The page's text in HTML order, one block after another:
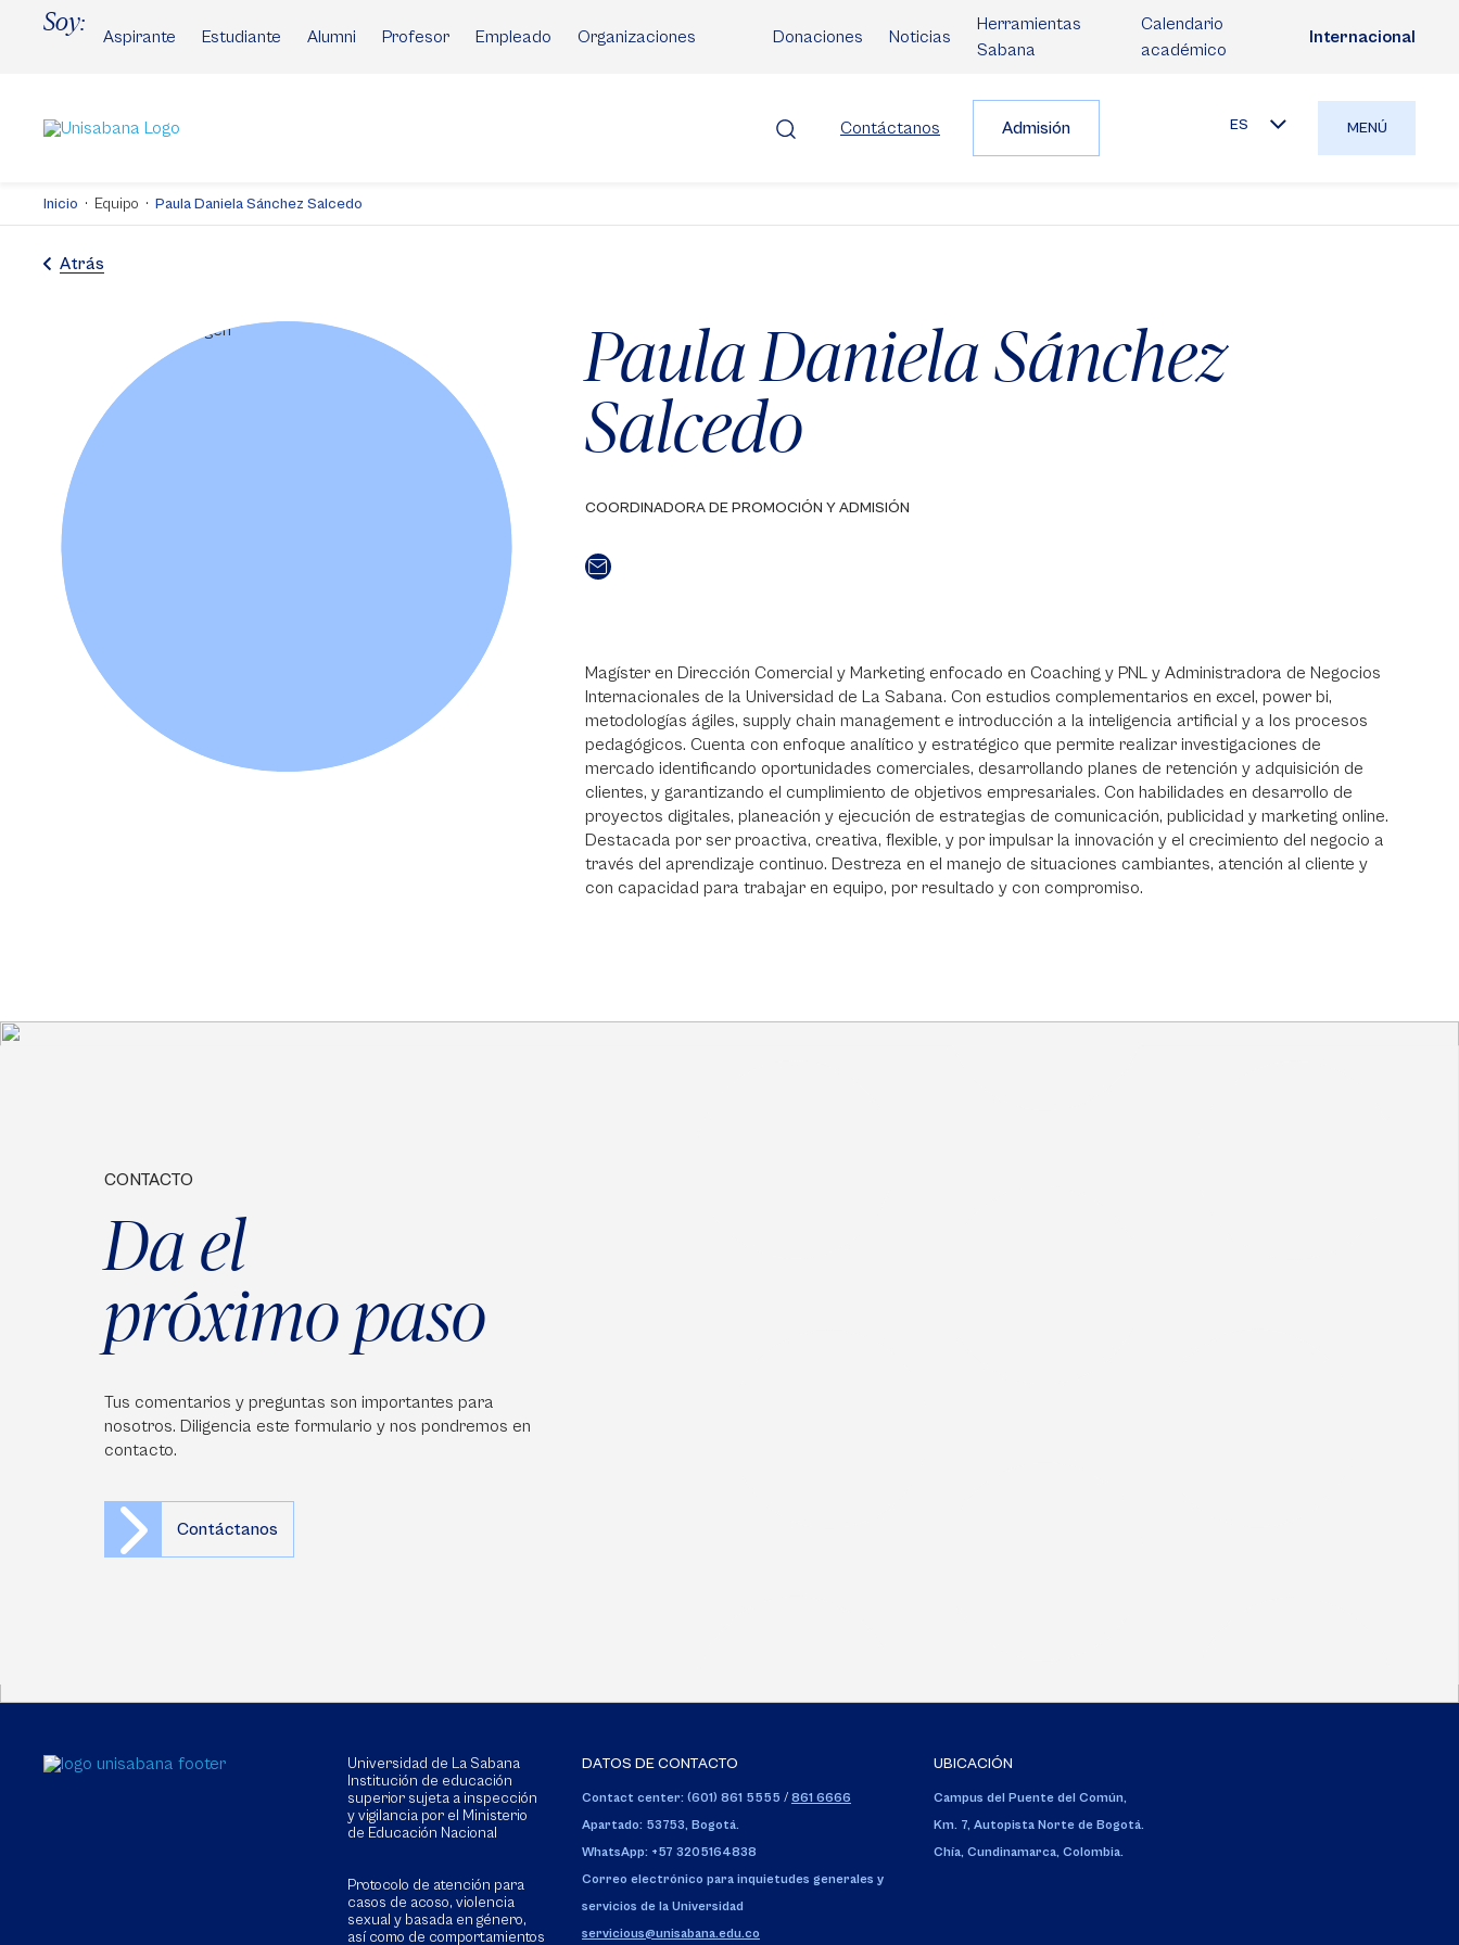
Soy:
Aspirante Estudiante Alumni Profesor Empleado Organizaciones Donaciones Noticias
Herramientas
Sabana
Calendario
académico
Internacional
Contáctanos Admisión ES MENÚ
Inicio Equipo Paula Daniela Sánchez Salcedo
Atrás
Paula Daniela Sánchez
Salcedo
COORDINADORA DE PROMOCIÓN Y ADMISIÓN
Magíster en Dirección Comercial y Marketing enfocado en Coaching y PNL y Administradora de Negocios
Internacionales de la Universidad de La Sabana. Con estudios complementarios en excel, power bi,
metodologías ágiles, supply chain management e introducción a la inteligencia artificial y a los procesos
pedagógicos. Cuenta con enfoque analítico y estratégico que permite realizar investigaciones de
mercado identificando oportunidades comerciales, desarrollando planes de retención y adquisición de
clientes, y garantizando el cumplimiento de objetivos empresariales. Con habilidades en desarrollo de
proyectos digitales, planeación y ejecución de estrategias de comunicación, publicidad y marketing online.
Destacada por ser proactiva, creativa, flexible, y por impulsar la innovación y el crecimiento del negocio a
través del aprendizaje continuo. Destreza en el manejo de situaciones cambiantes, atención al cliente y
con capacidad para trabajar en equipo, por resultado y con compromiso.
CONTACTO
Da el
próximo paso
Tus comentarios y preguntas son importantes para
nosotros. Diligencia este formulario y nos pondremos en
contacto.
Contáctanos
Universidad de La Sabana
Institución de educación
superior sujeta a inspección
y vigilancia por el Ministerio
de Educación Nacional
Protocolo de atención para
casos de acoso, violencia
sexual y basada en género,
así como de comportamientos
DATOS DE CONTACTO
Contact center: (601) 861 5555 / 861 6666
Apartado: 53753, Bogotá.
WhatsApp: +57 3205164838
Correo electrónico para inquietudes generales y
servicios de la Universidad
servicious@unisabana.edu.co
UBICACIÓN
Campus del Puente del Común,
Km. 7, Autopista Norte de Bogotá.
Chía, Cundinamarca, Colombia.